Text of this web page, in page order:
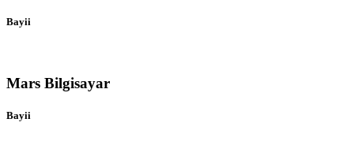
Bayii
Mars Bilgisayar
Bayii